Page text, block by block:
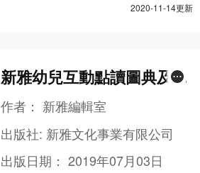
2020-11-14更新
新雅幼兒互動點讀圖典及拼
字套裝[新雅‧點讀樂園]
作者： 新雅編輯室
出版社: 新雅文化事業有限公司
出版日期：2019年07月03日